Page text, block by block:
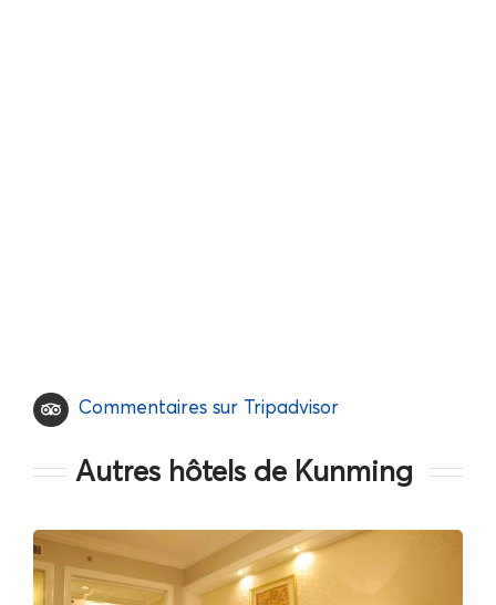
Commentaires sur Tripadvisor
Autres hôtels de Kunming